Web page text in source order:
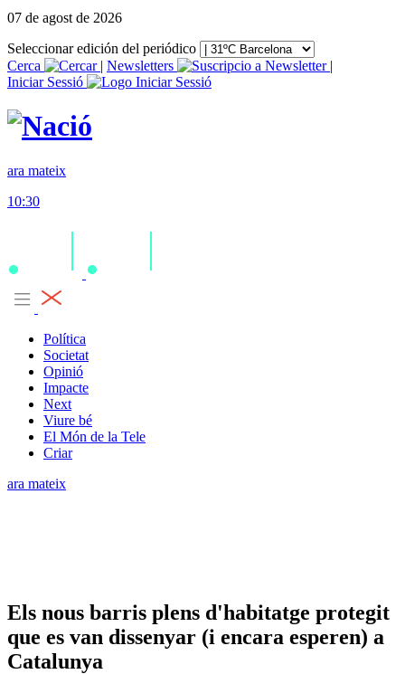
07 de agost de 2026
Seleccionar edición del periódico
Cerca
| Newsletters
|
Iniciar Sessió
ara mateix
10:30
Política
Societat
Opinió
Impacte
Next
Viure bé
El Món de la Tele
Criar
ara mateix
Els nous barris plens d'habitatge protegit
que es van dissenyar (i encara esperen) a
Catalunya